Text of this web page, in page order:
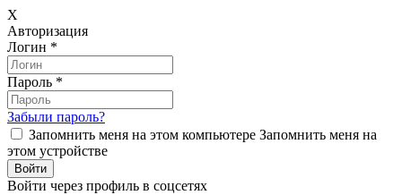
X
Авторизация
Логин *
Пароль *
Забыли пароль?
Запомнить меня на этом компьютере Запомнить меня на
этом устройстве
Войти через профиль в соцсетях